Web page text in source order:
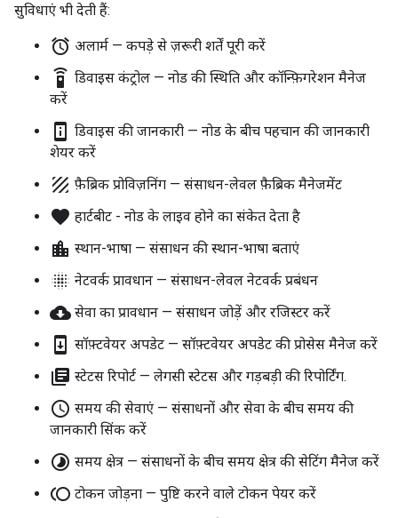
सुविधाएं भी देती हैं:
alarm अलार्म — कपड़े से ज़रूरी शर्तें पूरी करें
settings_remote डिवाइस कंट्रोल — नोड की स्थिति और कॉन्फ़िगरेशन मैनेज
करें
perm_device_information डिवाइस की जानकारी — नोड के बीच पहचान की जानकारी
शेयर करें
texture फ़ैब्रिक प्रोविज़निंग — संसाधन-लेवल फ़ैब्रिक मैनेजमेंट
favorite हार्टबीट - नोड के लाइव होने का संकेत देता है
location_city स्थान-भाषा — संसाधन की स्थान-भाषा बताएं
blur_on नेटवर्क प्रावधान — संसाधन-लेवल नेटवर्क प्रबंधन
cloud_download सेवा का प्रावधान — संसाधन जोड़ें और रजिस्टर करें
system_update सॉफ़्टवेयर अपडेट — सॉफ़्टवेयर अपडेट की प्रोसेस मैनेज करें
library_books स्टेटस रिपोर्ट — लेगसी स्टेटस और गड़बड़ी की रिपोर्टिंग.
access_time समय की सेवाएं — संसाधनों और सेवा के बीच समय की
जानकारी सिंक करें
timelapse समय क्षेत्र — संसाधनों के बीच समय क्षेत्र की सेटिंग मैनेज करें
toll टोकन जोड़ना — पुष्टि करने वाले टोकन पेयर करें